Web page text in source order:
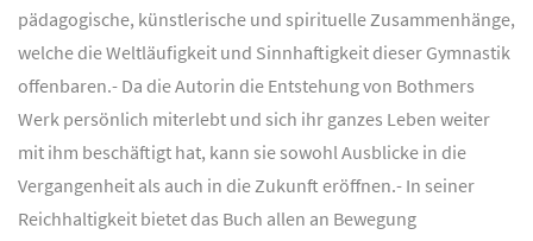
pädagogische, künstlerische und spirituelle Zusammenhänge,
welche die Weltläufigkeit und Sinnhaftigkeit dieser Gymnastik
offenbaren.- Da die Autorin die Entstehung von Bothmers
Werk persönlich miterlebt und sich ihr ganzes Leben weiter
mit ihm beschäftigt hat, kann sie sowohl Ausblicke in die
Vergangenheit als auch in die Zukunft eröffnen.- In seiner
Reichhaltigkeit bietet das Buch allen an Bewegung